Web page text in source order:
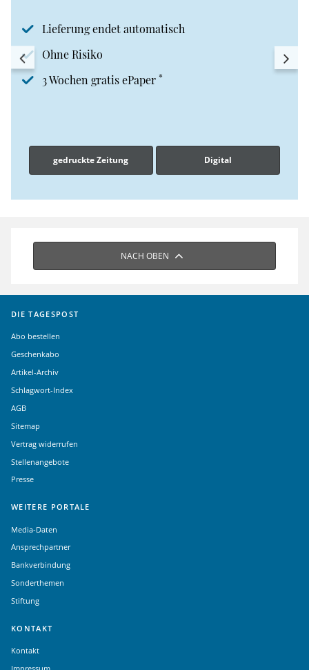
Lieferung endet automatisch
Ohne Risiko
3 Wochen gratis ePaper *
gedruckte Zeitung Digital
NACH OBEN
DIE TAGESPOST
Abo bestellen
Geschenkabo
Artikel-Archiv
Schlagwort-Index
AGB
Sitemap
Vertrag widerrufen
Stellenangebote
Presse
WEITERE PORTALE
Media-Daten
Ansprechpartner
Bankverbindung
Sonderthemen
Stiftung
KONTAKT
Kontakt